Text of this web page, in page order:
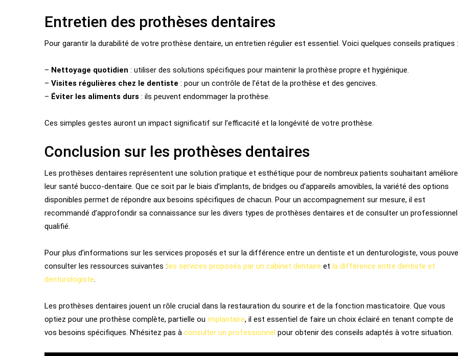
Entretien des prothèses dentaires
Pour garantir la durabilité de votre prothèse dentaire, un entretien régulier est essentiel. Voici quelques conseils pratiques :
– Nettoyage quotidien : utiliser des solutions spécifiques pour maintenir la prothèse propre et hygiénique.
– Visites régulières chez le dentiste : pour un contrôle de l’état de la prothèse et des gencives.
– Éviter les aliments durs : ils peuvent endommager la prothèse.
Ces simples gestes auront un impact significatif sur l’efficacité et la longévité de votre prothèse.
Conclusion sur les prothèses dentaires
Les prothèses dentaires représentent une solution pratique et esthétique pour de nombreux patients souhaitant
leur santé bucco-dentaire. Que ce soit par le biais d’implants, de bridges ou d’appareils amovibles, la variété des options
disponibles permet de répondre aux besoins spécifiques de chacun. Pour un accompagnement sur mesure, il est
recommandé d’approfondir sa connaissance sur les divers types de prothèses dentaires et de consulter un professionnel
qualifié.
Pour plus d’informations sur les services proposés et sur la différence entre un dentiste et un denturologiste, vous
consulter les ressources suivantes :les services proposés par un cabinet dentaire et la différence entre dentiste et
denturologiste.
Les prothèses dentaires jouent un rôle crucial dans la restauration du sourire et de la fonction masticatoire. Que vous
optiez pour une prothèse complète, partielle ou implantaire, il est essentiel de faire un choix éclairé en tenant compte de
vos besoins spécifiques. N’hésitez pas à consulter un professionnel pour obtenir des conseils adaptés à votre situation.